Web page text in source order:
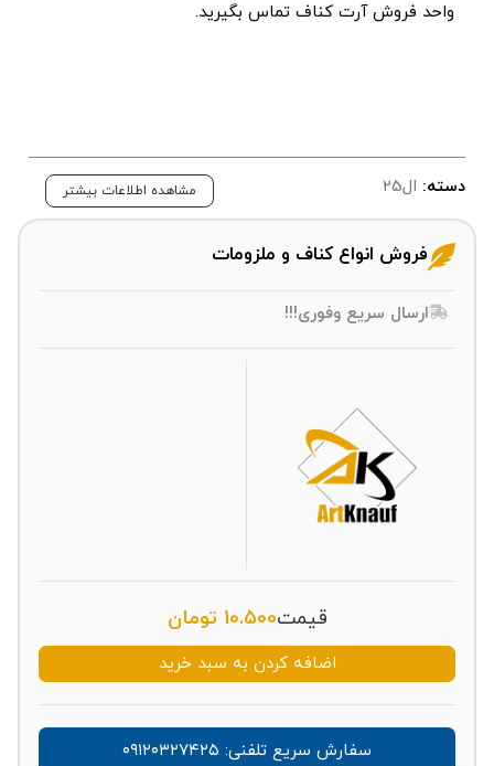
واحد فروش آرت کناف تماس بگیرید.
دسته: ال25 مشاهده اطلاعات بیشتر
فروش انواع کناف و ملزومات
ارسال سریع وفوری!!!
قیمت10.500 تومان
اضافه کردن به سبد خرید
سفارش سریع تلفنی: ۰۹۱۲۰۳۲۷۴۲۵